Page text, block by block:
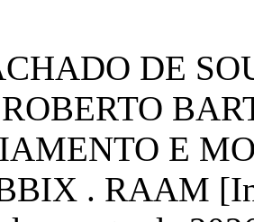
DE
E
. RAAM